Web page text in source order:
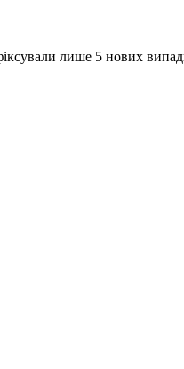
лише 5 нових